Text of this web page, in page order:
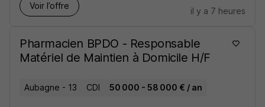
Voir l’offre
il y a 7 heures
Pharmacien BPDO - Responsable
Matériel de Maintien à Domicile H/F
Aubagne - 13 CDI 50 000 - 58 000 € / an